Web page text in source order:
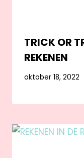
TRICK OR
REKENEN
oktober 18, 2022